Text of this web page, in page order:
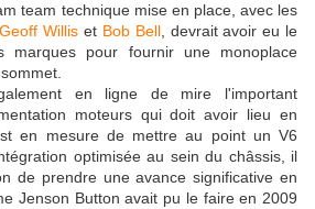
team technique mise en place, avec les
Willis et Bob Bell, devrait avoir eu le
marques pour fournir une monoplace
en ligne de mire l'important
moteurs qui doit avoir lieu en
en mesure de mettre au point un V6
optimisée au sein du châssis, il
de prendre une avance significative en
Jenson Button avait pu le faire en 2009